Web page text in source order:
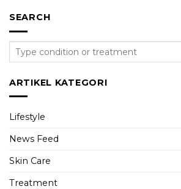
SEARCH
ARTIKEL KATEGORI
Lifestyle
News Feed
Skin Care
Treatment